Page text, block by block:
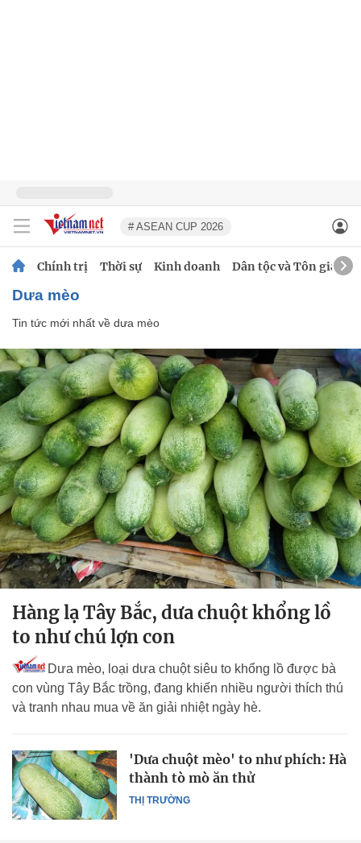
# ASEAN CUP 2026
Chính trị Thời sự Kinh doanh Dân tộc và Tôn giáo
dưa mèo
Tin tức mới nhất về dưa mèo
Hàng lạ Tây Bắc, dưa chuột khổng lồ
to như chú lợn con
Dưa mèo, loại dưa chuột siêu to khổng lồ được bà
con vùng Tây Bắc trồng, đang khiến nhiều người thích thú
và tranh nhau mua về ăn giải nhiệt ngày hè.
THỊ TRƯỜNG
'Dưa chuột mèo' to như phích: Hà
thành tò mò ăn thử